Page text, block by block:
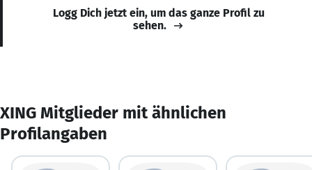
Logg Dich jetzt ein, um das ganze Profil zu
sehen.
XING Mitglieder mit ähnlichen
Profilangaben